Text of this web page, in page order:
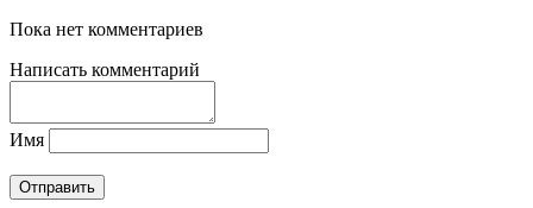
Пока нет комментариев
Написать комментарий
Имя